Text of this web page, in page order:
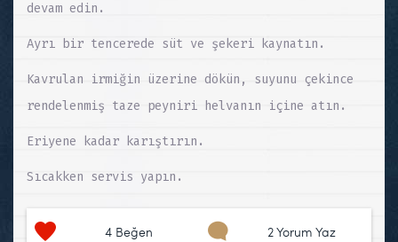
devam edin.
Ayrı bir tencerede süt ve şekeri kaynatın.
Kavrulan irmiğin üzerine dökün, suyunu çekince
rendelenmiş taze peyniri helvanın içine atın.
Eriyene kadar karıştırın.
Sıcakken servis yapın.
4 Beğen 2 Yorum Yaz